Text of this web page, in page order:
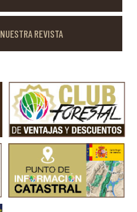
NUESTRA REVISTA